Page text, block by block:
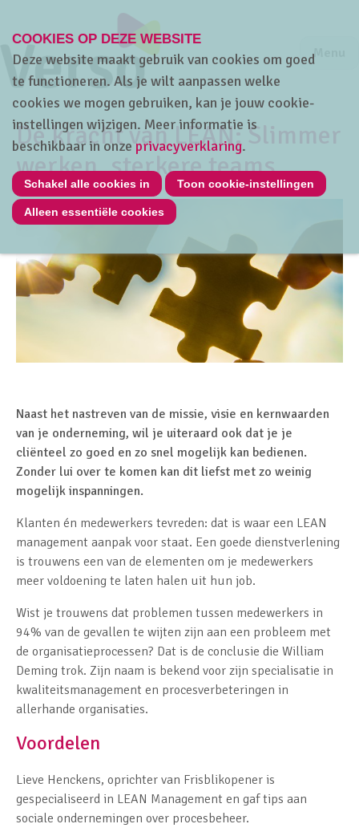
Jump
Menu
De kracht van LEAN: Slimmer
werken, sterkere teams
Naast het nastreven van de missie, visie en kernwaarden
van je onderneming, wil je uiteraard ook dat je je
cliënteel zo goed en zo snel mogelijk kan bedienen.
Zonder lui over te komen kan dit liefst met zo weinig
mogelijk inspanningen.
Klanten én medewerkers tevreden: dat is waar een LEAN
management aanpak voor staat. Een goede dienstverlening
is trouwens een van de elementen om je medewerkers
meer voldoening te laten halen uit hun job.
Wist je trouwens dat problemen tussen medewerkers in
94% van de gevallen te wijten zijn aan een probleem met
de organisatieprocessen? Dat is de conclusie die William
Deming trok. Zijn naam is bekend voor zijn specialisatie in
kwaliteitsmanagement en procesverbeteringen in
allerhande organisaties.
Voordelen
Lieve Henckens, oprichter van Frisblikopener is
gespecialiseerd in LEAN Management en gaf tips aan
sociale ondernemingen over procesbeheer.
COOKIES OP DEZE WEBSITE
Deze website maakt gebruik van cookies om goed
te functioneren. Als je wilt aanpassen welke
cookies we mogen gebruiken, kan je jouw cookie-
instellingen wijzigen. Meer informatie is
beschikbaar in onzeprivacyverklaring.
Schakel alle cookies in Toon cookie-instellingen
Alleen essentiële cookies